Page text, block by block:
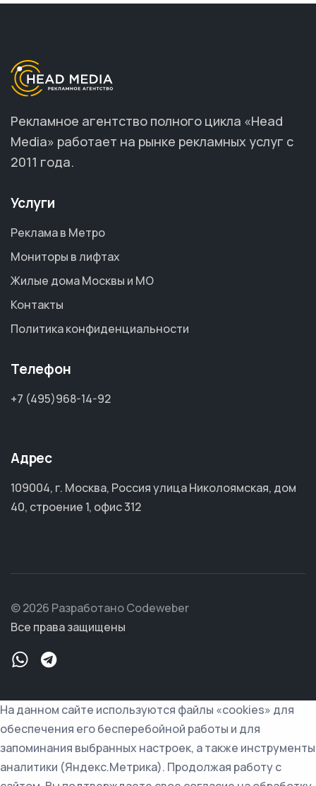
Рекламное агентство полного цикла «Head
Media» работает на рынке рекламных услуг с
2011 года.
Услуги
Реклама в Метро
Мониторы в лифтах
Жилые дома Москвы и МО
Контакты
Политика конфиденциальности
Телефон
+7 (495)968-14-92
Адрес
109004, г. Москва, Россия улица Николоямская, дом
40, строение 1, офис 312
© 2026 Разработано Codeweber
Все права защищены
На данном сайте используются файлы «cookies» для
обеспечения его бесперебойной работы и для
запоминания выбранных настроек, а также инструменты
аналитики (Яндекс.Метрика). Продолжая работу с